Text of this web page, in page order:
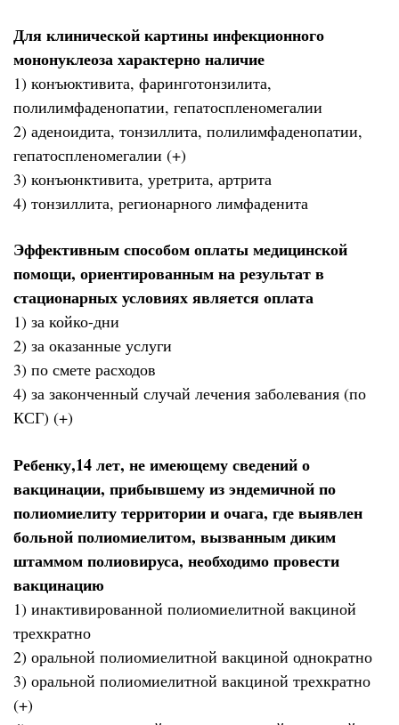
Для клинической картины инфекционного
мононуклеоза характерно наличие
1) конъюктивита, фаринготонзилита,
полилимфаденопатии, гепатоспленомегалии
2) аденоидита, тонзиллита, полилимфаденопатии,
гепатоспленомегалии (+)
3) конъюнктивита, уретрита, артрита
4) тонзиллита, регионарного лимфаденита
Эффективным способом оплаты медицинской
помощи, ориентированным на результат в
стационарных условиях является оплата
1) за койко-дни
2) за оказанные услуги
3) по смете расходов
4) за законченный случай лечения заболевания (по
КСГ) (+)
Ребенку,14 лет, не имеющему сведений о
вакцинации, прибывшему из эндемичной по
полиомиелиту территории и очага, где выявлен
больной полиомиелитом, вызванным диким
штаммом полиовируса, необходимо провести
вакцинацию
1) инактивированной полиомиелитной вакциной
трехкратно
2) оральной полиомиелитной вакциной однократно
3) оральной полиомиелитной вакциной трехкратно
(+)